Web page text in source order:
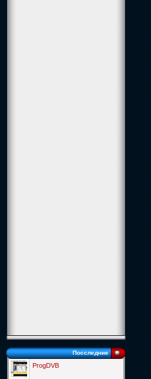
Посследние
ProgDVB